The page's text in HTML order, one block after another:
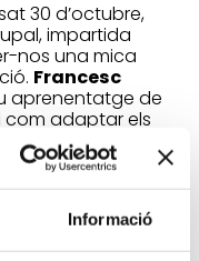
Informació
30 d’octubre,
impartida
nos una mica
Francesc
aprenentatge de
com adaptar els
va fer una
que valoren les
el manual
de nova